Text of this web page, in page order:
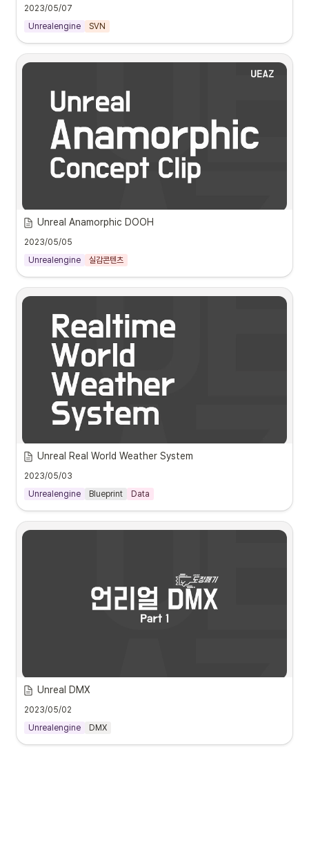
모티브 데이터
언리얼엔진/메타휴먼 적용
언리얼 협업 관리 시스템 - Part 01. SVN
언리얼 협업 관리 시스템 - Part 02. SVN기반 시퀀서 구성
2023/05/07
Unrealengine
SVN
현재의 옥외 Anmamorphic 콘텐츠에 리얼타임 엔진을 사용 할 경우 인터
실시간으로 사용자의 데이터를 받아오거나 시간, 환경 등 많은 데이터를 활용
가능하며 현장에서 실시간 게임 콘텐츠로도 활용 할 수 있습니다.
활용할 수 있습니다.
[R&D] Realtime Anamorphic R&D Clip(Unreal Engine)
Led Anamorphic Dooh [01. Introduce]
Unreal Anamorphic DOOH
2023/05/05
Unrealengine
실감콘텐츠
언리얼에서 세계 각 도시의 다양한 날씨 정보 (날씨, 온도, 습도, 기압, 구름,
[R&D] RealTime World Weather System (Unreal
Unreal Real World Weather System
2023/05/03
Unrealengine
Blueprint Data
언리얼과 연동되는 DMX 라이팅 R&D를 진행해봤습니다.
Unreal DMX Part1
Unreal DMX
2023/05/02
Unrealengine
DMX